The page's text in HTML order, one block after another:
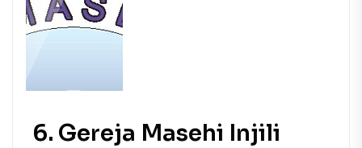
6. Gereja Masehi Injili